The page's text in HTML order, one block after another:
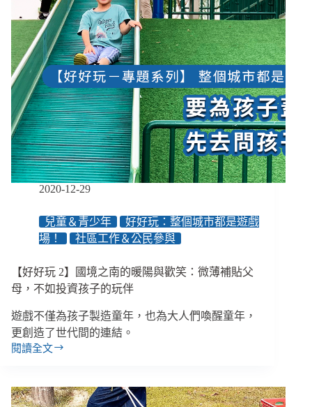
的
媒
介：
從
服
務
社
會
的
工
作，
到
遊
戲
2020-12-29
兒童＆青少年
好好玩：整個城市都是遊戲
場！
社區工作＆公民參與
【好好玩 2】國境之南的暖陽與歡笑：微薄補貼父
母，不如投資孩子的玩伴
遊戲不僅為孩子製造童年，也為大人們喚醒童年，
更創造了世代間的連結。
閱讀全文
【好
2】